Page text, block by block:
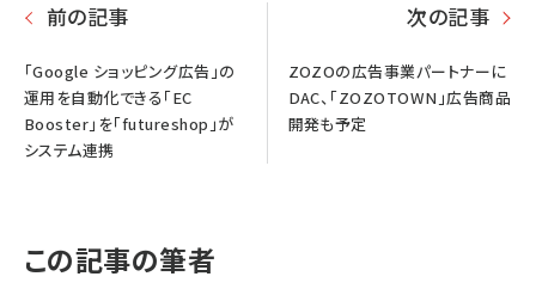
前の記事
「Google ショッピング広告」の
運用を自動化できる「EC
Booster」を「futureshop」が
システム連携
次の記事
ZOZOの広告事業パートナーに
DAC、「ZOZOTOWN」広告商品
開発も予定
この記事の筆者